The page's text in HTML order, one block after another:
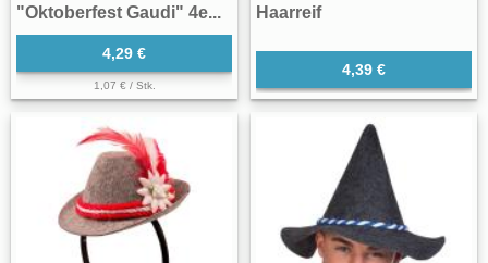
"Oktoberfest Gaudi" 4e...
4,29 €
1,07 € / Stk.
Haarreif
4,39 €